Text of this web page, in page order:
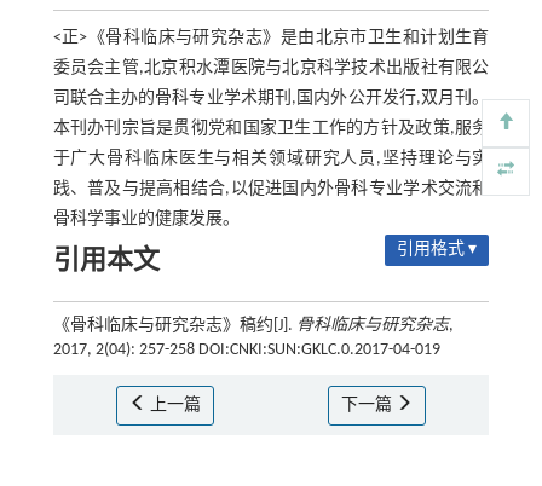
<正>《骨科临床与研究杂志》是由北京市卫生和计划生育
委员会主管,北京积水潭医院与北京科学技术出版社有限公
司联合主办的骨科专业学术期刊,国内外公开发行,双月刊。
本刊办刊宗旨是贯彻党和国家卫生工作的方针及政策,服务
于广大骨科临床医生与相关领域研究人员,坚持理论与实
践、普及与提高相结合,以促进国内外骨科专业学术交流和
骨科学事业的健康发展。
引用本文 引用格式 ▾
《骨科临床与研究杂志》稿约[J]. 骨科临床与研究杂志,
2017, 2(04): 257-258 DOI:CNKI:SUN:GKLC.0.2017-04-019
上一篇 下一篇